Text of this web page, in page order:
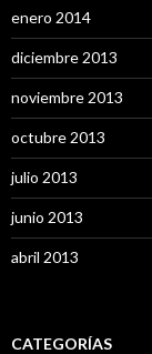
enero 2014
diciembre 2013
noviembre 2013
octubre 2013
julio 2013
junio 2013
abril 2013
CATEGORÍAS